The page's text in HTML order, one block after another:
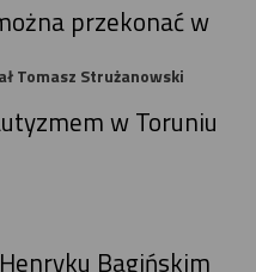
przekonać w
Tomasz Strużanowski
w Toruniu
Bagińskim